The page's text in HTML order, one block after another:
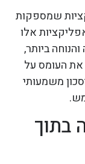
שמספקות
אלו
ביותר,
העומס על
משמעותי
בתוך